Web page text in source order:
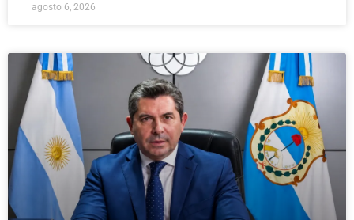
agosto 6, 2026